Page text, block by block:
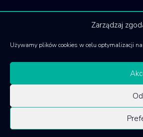
Zarządzaj
Używamy plików cookies w celu optymalizacji